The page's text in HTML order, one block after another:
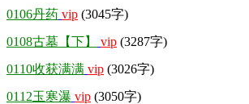
0106丹药 vip (3045字)
0108古墓【下】
vip (3287字)
0110收获满满 vip (3026字)
0112玉寒瀑 vip (3050字)